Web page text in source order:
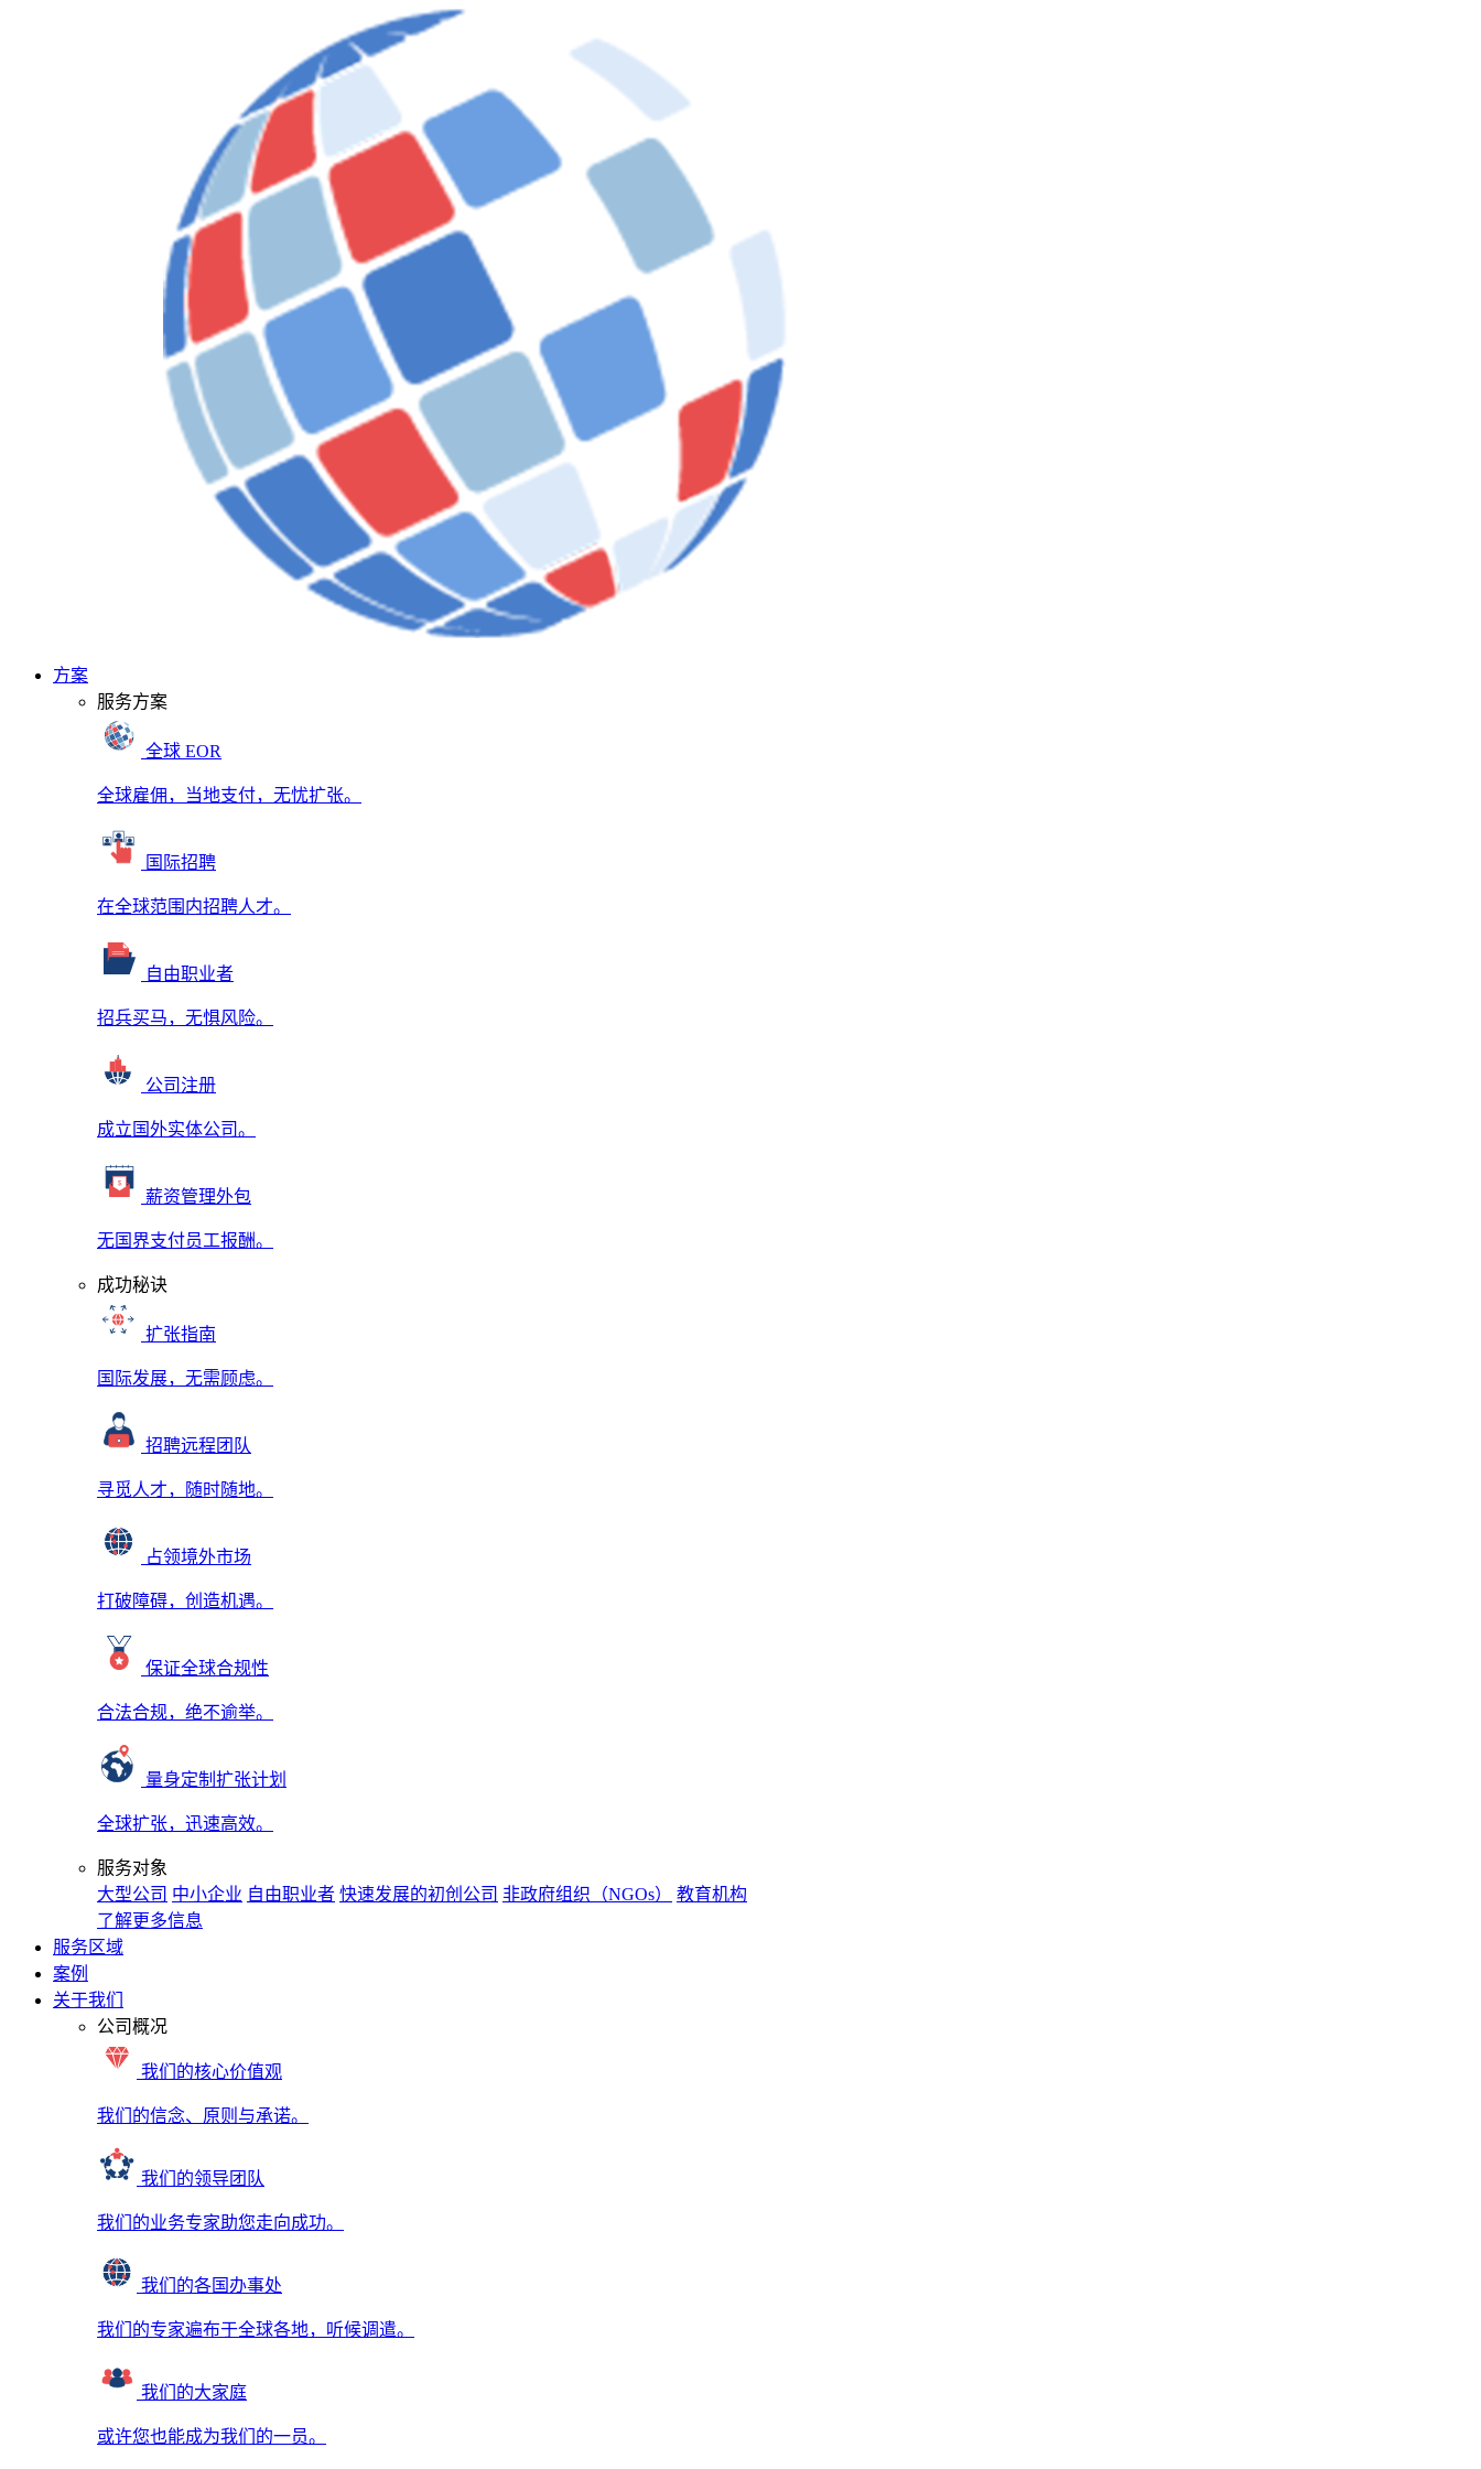
方案
服务方案
全球 EOR
全球雇佣，当地支付，无忧扩张。
国际招聘
在全球范围内招聘人才。
自由职业者
招兵买马，无惧风险。
公司注册
成立国外实体公司。
薪资管理外包
无国界支付员工报酬。
成功秘诀
扩张指南
国际发展，无需顾虑。
招聘远程团队
寻觅人才，随时随地。
占领境外市场
打破障碍，创造机遇。
保证全球合规性
合法合规，绝不逾举。
量身定制扩张计划
全球扩张，迅速高效。
服务对象
大型公司 中小企业 自由职业者 快速发展的初创公司 非政府组织（NGOs）
教育机构
了解更多信息
服务区域
案例
关于我们
公司概况
我们的核心价值观
我们的信念、原则与承诺。
我们的领导团队
我们的业务专家助您走向成功。
我们的各国办事处
我们的专家遍布于全球各地，听候调遣。
我们的大家庭
或许您也能成为我们的一员。